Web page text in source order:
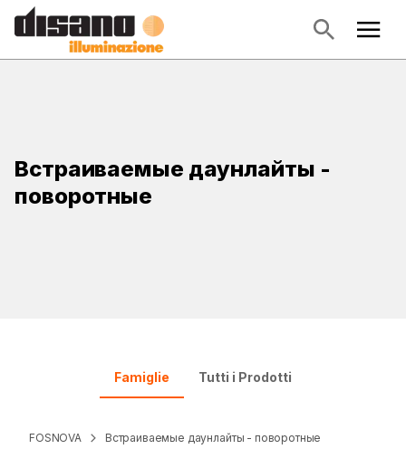
Встраиваемые даунлайты -
поворотные
Famiglie Tutti i Prodotti
FOSNOVA Встраиваемые даунлайты - поворотные